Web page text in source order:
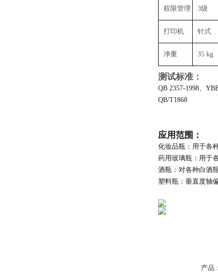
权限管理 3级
打印机 针式
净重 35 kg
测试标准：
QB 2357-1998、
QB/T1868
应用范围：
化妆品瓶： 用于各
药用玻璃瓶： 用于
酒瓶： 对各种白酒
塑料瓶： 垂直度轴
产品